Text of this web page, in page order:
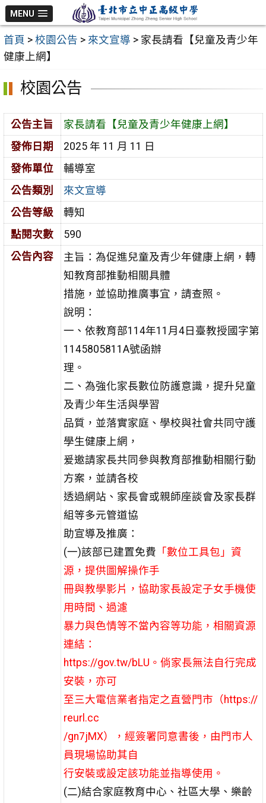
跳
至
主
要
MENU
首頁 > 校園公告 > 來文宣導 > 家長請看【兒童及青少年
健康上網】
校園公告
公告主旨
家長請看【兒童及青少年健康上網】
發佈日期
2025 年 11 月 11 日
發佈單位
輔導室
公告類別
來文宣導
公告等級
轉知
點閱次數
590
公告內容
主旨：為促進兒童及青少年健康上網，轉
知教育部推動相關具體
措施，並協助推廣事宜，請查照。
說明：
一、依教育部114年11月4日臺教授國字第
1145805811A號函辦
理。
二、為強化家長數位防護意識，提升兒童
及青少年生活與學習
品質，並落實家庭、學校與社會共同守護
學生健康上網，
爰邀請家長共同參與教育部推動相關行動
方案，並請各校
透過網站、家長會或親師座談會及家長群
組等多元管道協
助宣導及推廣：
(一)該部已建置免費 「數位工具包」資
源，提供圖解操作手
冊與教學影片，協助家長設定子女手機使
用時間、過濾
暴力與色情等不當內容等功能，相關資源
連結：
https://gov.tw/bLU。倘家長無法自行完成
安裝，亦可
至三大電信業者指定之直營門市（https://
reurl.cc
/gn7jMX），經簽署同意書後，由門市人
員現場協助其自
行安裝或設定該功能並指導使用。
(二)結合家庭教育中心、社區大學、樂齡